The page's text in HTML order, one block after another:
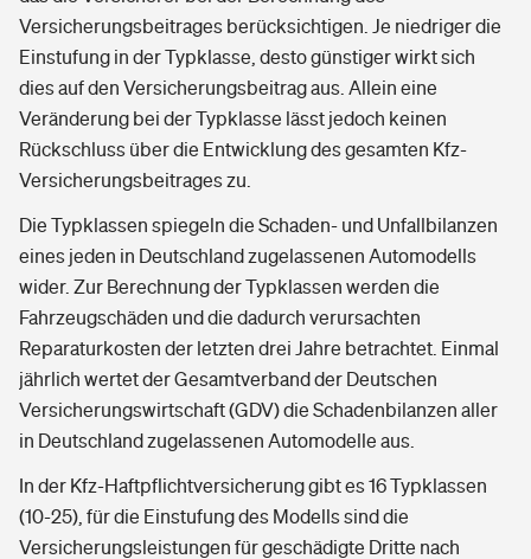
Versicherungsbeitrages berücksichtigen. Je niedriger die
Einstufung in der Typklasse, desto günstiger wirkt sich
dies auf den Versicherungsbeitrag aus. Allein eine
Veränderung bei der Typklasse lässt jedoch keinen
Rückschluss über die Entwicklung des gesamten Kfz-
Versicherungsbeitrages zu.
Die Typklassen spiegeln die Schaden- und Unfallbilanzen
eines jeden in Deutschland zugelassenen Automodells
wider. Zur Berechnung der Typklassen werden die
Fahrzeugschäden und die dadurch verursachten
Reparaturkosten der letzten drei Jahre betrachtet. Einmal
jährlich wertet der Gesamtverband der Deutschen
Versicherungswirtschaft (GDV) die Schadenbilanzen aller
in Deutschland zugelassenen Automodelle aus.
In der Kfz-Haftpflichtversicherung gibt es 16 Typklassen
(10-25), für die Einstufung des Modells sind die
Versicherungsleistungen für geschädigte Dritte nach